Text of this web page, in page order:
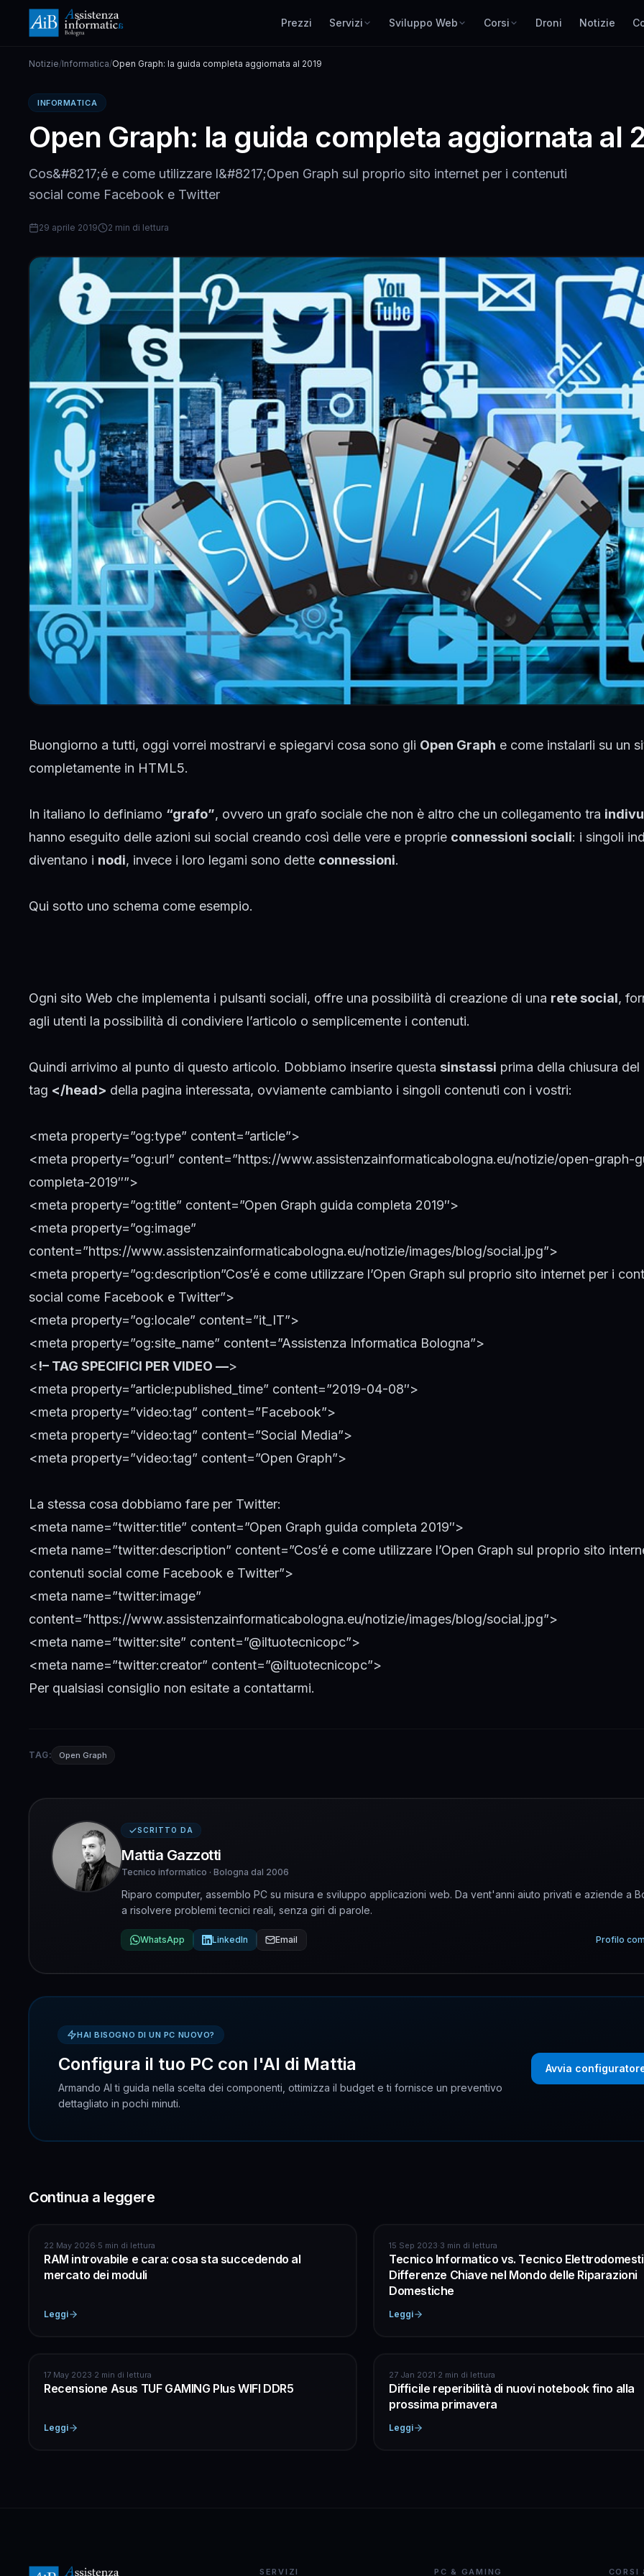
Prezzi Servizi Sviluppo Web Corsi Droni Notizie
Notizie/Informatica/Open Graph: la guida completa aggiornata al 2019
INFORMATICA
Open Graph: la guida completa aggiornata al
Cos&#8217;é e come utilizzare l&#8217;Open Graph sul proprio sito internet per i contenuti
social come Facebook e Twitter
29 aprile 2019 2 min di lettura
Buongiorno a tutti, oggi vorrei mostrarvi e spiegarvi cosa sono gli Open Graph e come instalarli su un
completamente in HTML5.
In italiano lo definiamo “grafo”, ovvero un grafo sociale che non è altro che un collegamento tra
hanno eseguito delle azioni sui social creando così delle vere e proprie connessioni sociali: i singoli
diventano i nodi, invece i loro legami sono dette connessioni.
Qui sotto uno schema come esempio.
Ogni sito Web che implementa i pulsanti sociali, offre una possibilità di creazione di una rete social,
agli utenti la possibilità di condiviere l’articolo o semplicemente i contenuti.
Quindi arrivimo al punto di questo articolo. Dobbiamo inserire questa sinstassi prima della chiusura del
tag </head> della pagina interessata, ovviamente cambianto i singoli contenuti con i vostri:
<meta property=”og:type” content=”article”>
<meta property=”og:url” content=”https://www.assistenzainformaticabologna.eu/notizie/open-graph-
completa-2019″”>
<meta property=”og:title” content=”Open Graph guida completa 2019″>
<meta property=”og:image”
content=”https://www.assistenzainformaticabologna.eu/notizie/images/blog/social.jpg”>
<meta property=”og:description”Cos’é e come utilizzare l’Open Graph sul proprio sito internet per i
social come Facebook e Twitter”>
<meta property=”og:locale” content=”it_IT”>
<meta property=”og:site_name” content=”Assistenza Informatica Bologna”>
<!– TAG SPECIFICI PER VIDEO —>
<meta property=”article:published_time” content=”2019-04-08″>
<meta property=”video:tag” content=”Facebook”>
<meta property=”video:tag” content=”Social Media”>
<meta property=”video:tag” content=”Open Graph”>
La stessa cosa dobbiamo fare per Twitter:
<meta name=”twitter:title” content=”Open Graph guida completa 2019″>
<meta name=”twitter:description” content=”Cos’é e come utilizzare l’Open Graph sul proprio sito
contenuti social come Facebook e Twitter”>
<meta name=”twitter:image”
content=”https://www.assistenzainformaticabologna.eu/notizie/images/blog/social.jpg”>
<meta name=”twitter:site” content=”@iltuotecnicopc”>
<meta name=”twitter:creator” content=”@iltuotecnicopc”>
Per qualsiasi consiglio non esitate a contattarmi.
TAG: Open Graph
SCRITTO DA
Mattia Gazzotti
Tecnico informatico · Bologna dal 2006
Riparo computer, assemblo PC su misura e sviluppo applicazioni web. Da vent'anni aiuto privati e aziende a
a risolvere problemi tecnici reali, senza giri di parole.
WhatsApp LinkedIn Email Profilo
HAI BISOGNO DI UN PC NUOVO?
Configura il tuo PC con l'AI di Mattia
Armando AI ti guida nella scelta dei componenti, ottimizza il budget e ti fornisce un preventivo
dettagliato in pochi minuti.
Avvia
Continua a leggere
ASSISTENZA COMPUTER
22 May 2026·5 min di lettura
RAM introvabile e cara: cosa sta succedendo al
mercato dei moduli
Leggi
INFORMATICA
15 Sep 2023·3 min di lettura
Tecnico Informatico vs. Tecnico
Differenze Chiave nel Mondo delle Riparazioni
Domestiche
Leggi
HARDWARE
17 May 2023·2 min di lettura
Recensione Asus TUF GAMING Plus WIFI DDR5
Leggi
INFORMATICA
27 Jan 2021·2 min di lettura
Difficile reperibilità di nuovi notebook fino alla
prossima primavera
Leggi
SERVIZI PC & GAMING CORSI